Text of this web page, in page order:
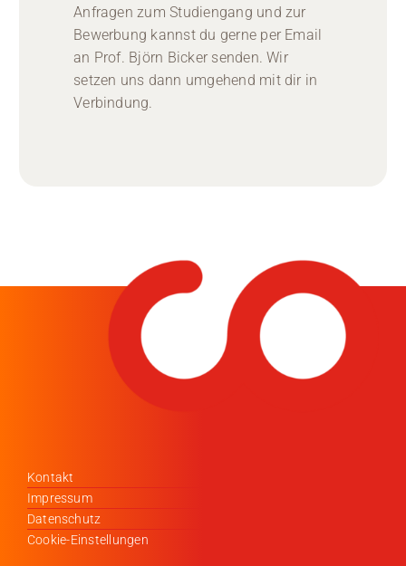
Anfragen zum Studiengang und zur
Bewerbung kannst du gerne per Email
an Prof. Björn Bicker senden. Wir
setzen uns dann umgehend mit dir in
Verbindung.
Kontakt
Impressum
Datenschutz
Cookie-Einstellungen